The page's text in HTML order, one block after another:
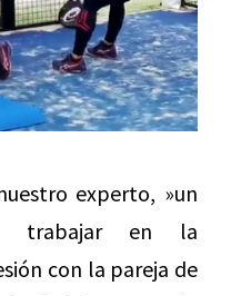
experto, »un
trabajar en la
con la pareja de